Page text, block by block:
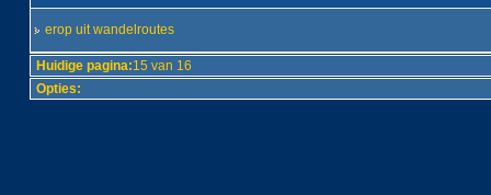
erop uit wandelroutes
Huidige pagina:15 van 16
Opties: